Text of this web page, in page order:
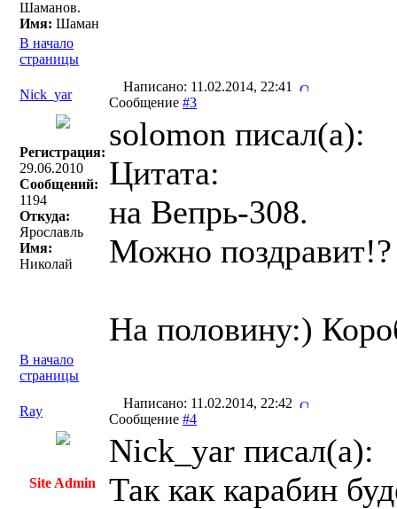
Шаманов.
Имя: Шаман
В начало
страницы
Nick_yar
Написано: 11.02.2014, 22:41
Сообщение #3
Регистрация:
29.06.2010
Сообщений:
1194
Откуда:
Ярославль
Имя:
Николай
solomon писал(a):
Цитата:
на Вепрь-308.
Можно поздравит!?
На половину:)
В начало
страницы
Ray
Написано: 11.02.2014, 22:42
Сообщение #4
Site Admin
Nick_yar писал(a):
Так как карабин